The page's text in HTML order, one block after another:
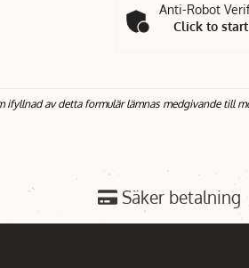
Anti-Robot
Click to
ifyllnad av detta formulär lämnas medgivande till
Säker betalning